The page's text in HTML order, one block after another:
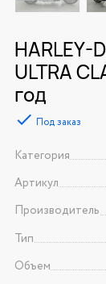
HARLEY-
ULTRA
год
Под заказ
Категория
Артикул
Производитель
Тип
Объем